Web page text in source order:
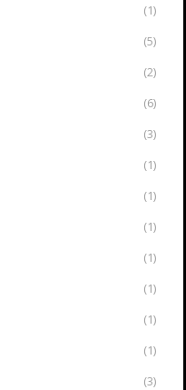
(1)
(5)
(2)
(6)
(3)
(1)
(1)
(1)
(1)
(1)
(1)
(1)
(3)